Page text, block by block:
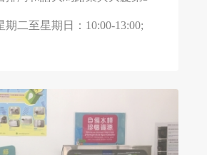
期二至星期日：10:00-13:00;